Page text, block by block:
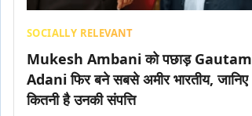
SOCIALLY RELEVANT
Mukesh Ambani को पछाड़ Gautam
Adani फिर बने सबसे अमीर भारतीय, जानिए
कितनी है उनकी संपत्ति